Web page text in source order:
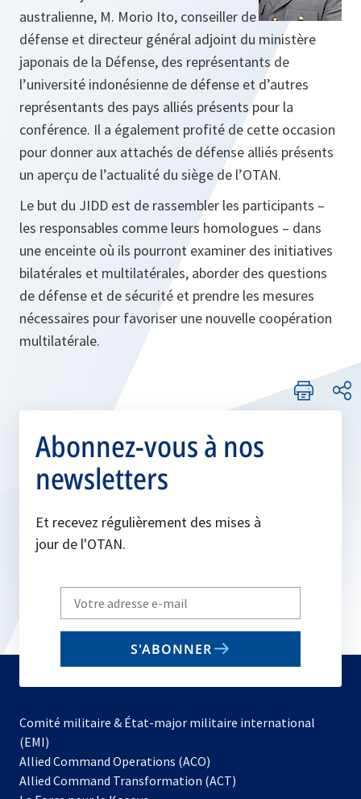
australienne, M. Morio Ito, conseiller de
défense et directeur général adjoint du ministère
japonais de la Défense, des représentants de
l’université indonésienne de défense et d’autres
représentants des pays alliés présents pour la
conférence. Il a également profité de cette occasion
pour donner aux attachés de défense alliés présents
un aperçu de l’actualité du siège de l’OTAN.
Le but du JIDD est de rassembler les participants –
les responsables comme leurs homologues – dans
une enceinte où ils pourront examiner des initiatives
bilatérales et multilatérales, aborder des questions
de défense et de sécurité et prendre les mesures
nécessaires pour favoriser une nouvelle coopération
multilatérale.
Abonnez-vous à nos
newsletters
Et recevez régulièrement des mises à
jour de l'OTAN.
Write
your
email
S'ABONNER
Comité militaire & État-major militaire international
(EMI)
Allied Command Operations (ACO)
dans
Allied Command Transformation (ACT)